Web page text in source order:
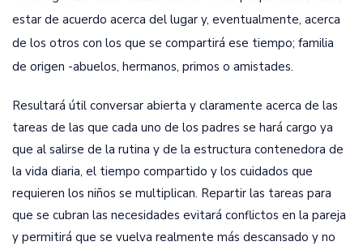
estar de acuerdo acerca del lugar y, eventualmente, acerca
de los otros con los que se compartirá ese tiempo; familia
de origen -abuelos, hermanos, primos o amistades.
Resultará útil conversar abierta y claramente acerca de las
tareas de las que cada uno de los padres se hará cargo ya
que al salirse de la rutina y de la estructura contenedora de
la vida diaria, el tiempo compartido y los cuidados que
requieren los niños se multiplican. Repartir las tareas para
que se cubran las necesidades evitará conflictos en la pareja
y permitirá que se vuelva realmente más descansado y no